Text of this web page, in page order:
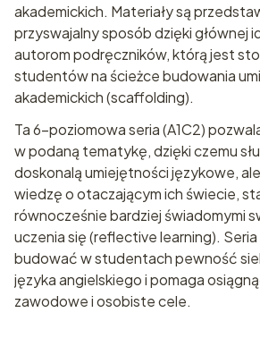
akademickich. Materiały są
przyswajalny sposób dzięki głównej
autorom podręczników, którą jest
studentów na ścieżce budowania
akademickich (scaffolding).
Ta 6-poziomowa seria (A1C2)
w podaną tematykę, dzięki czemu
doskonalą umiejętności językowe,
wiedzę o otaczającym ich świecie,
równocześnie bardziej świadomymi
uczenia się (reflective learning).
budować w studentach pewność
języka angielskiego i pomaga
zawodowe i osobiste cele.